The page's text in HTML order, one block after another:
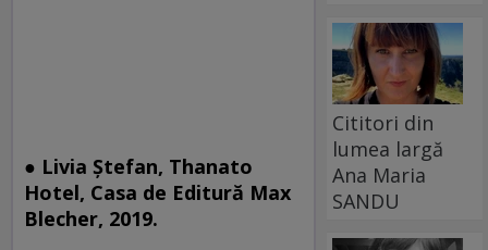
● Livia Ștefan, Thanato
Hotel, Casa de Editură Max
Blecher, 2019.
Cititori din
lumea largă
Ana Maria
SANDU